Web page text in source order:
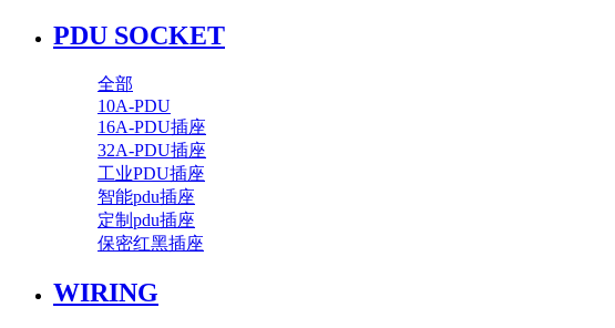
PDU SOCKET
全部
10A-PDU
16A-PDU插座
32A-PDU插座
工业PDU插座
智能pdu插座
定制pdu插座
保密红黑插座
WIRING